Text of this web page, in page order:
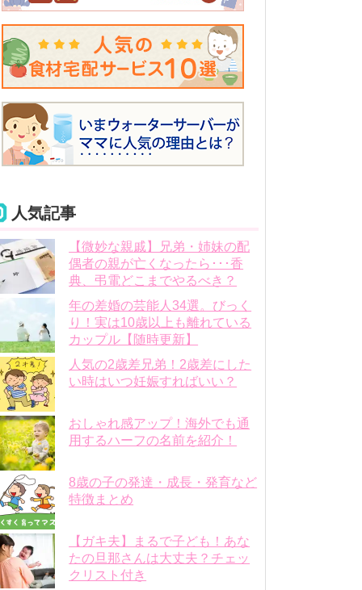
人気記事
【微妙な親戚】兄弟・姉妹の配
偶者の親が亡くなったら･･･香
典、弔電どこまでやるべき？
年の差婚の芸能人34選。びっく
り！実は10歳以上も離れている
カップル【随時更新】
人気の2歳差兄弟！2歳差にした
い時はいつ妊娠すればいい？
おしゃれ感アップ！海外でも通
用するハーフの名前を紹介！
8歳の子の発達・成長・発育など
特徴まとめ
【ガキ夫】まるで子ども！あな
たの旦那さんは大丈夫？チェッ
クリスト付き